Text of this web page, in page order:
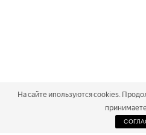
На сайте ипользуются cookies.
принимаете